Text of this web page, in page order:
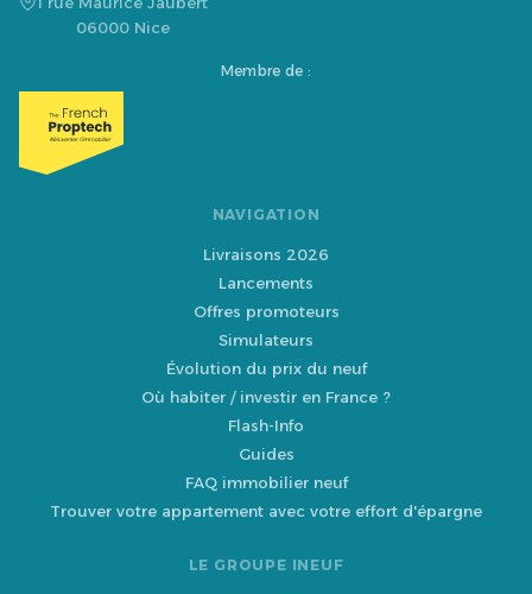
06000 Nice
Membre de :
NAVIGATION
Livraisons 2026
Lancements
Offres promoteurs
Simulateurs
Évolution du prix du neuf
Où habiter / investir en France ?
Flash-Info
Guides
FAQ immobilier neuf
Trouver votre appartement avec votre effort d'épargne
LE GROUPE INEUF